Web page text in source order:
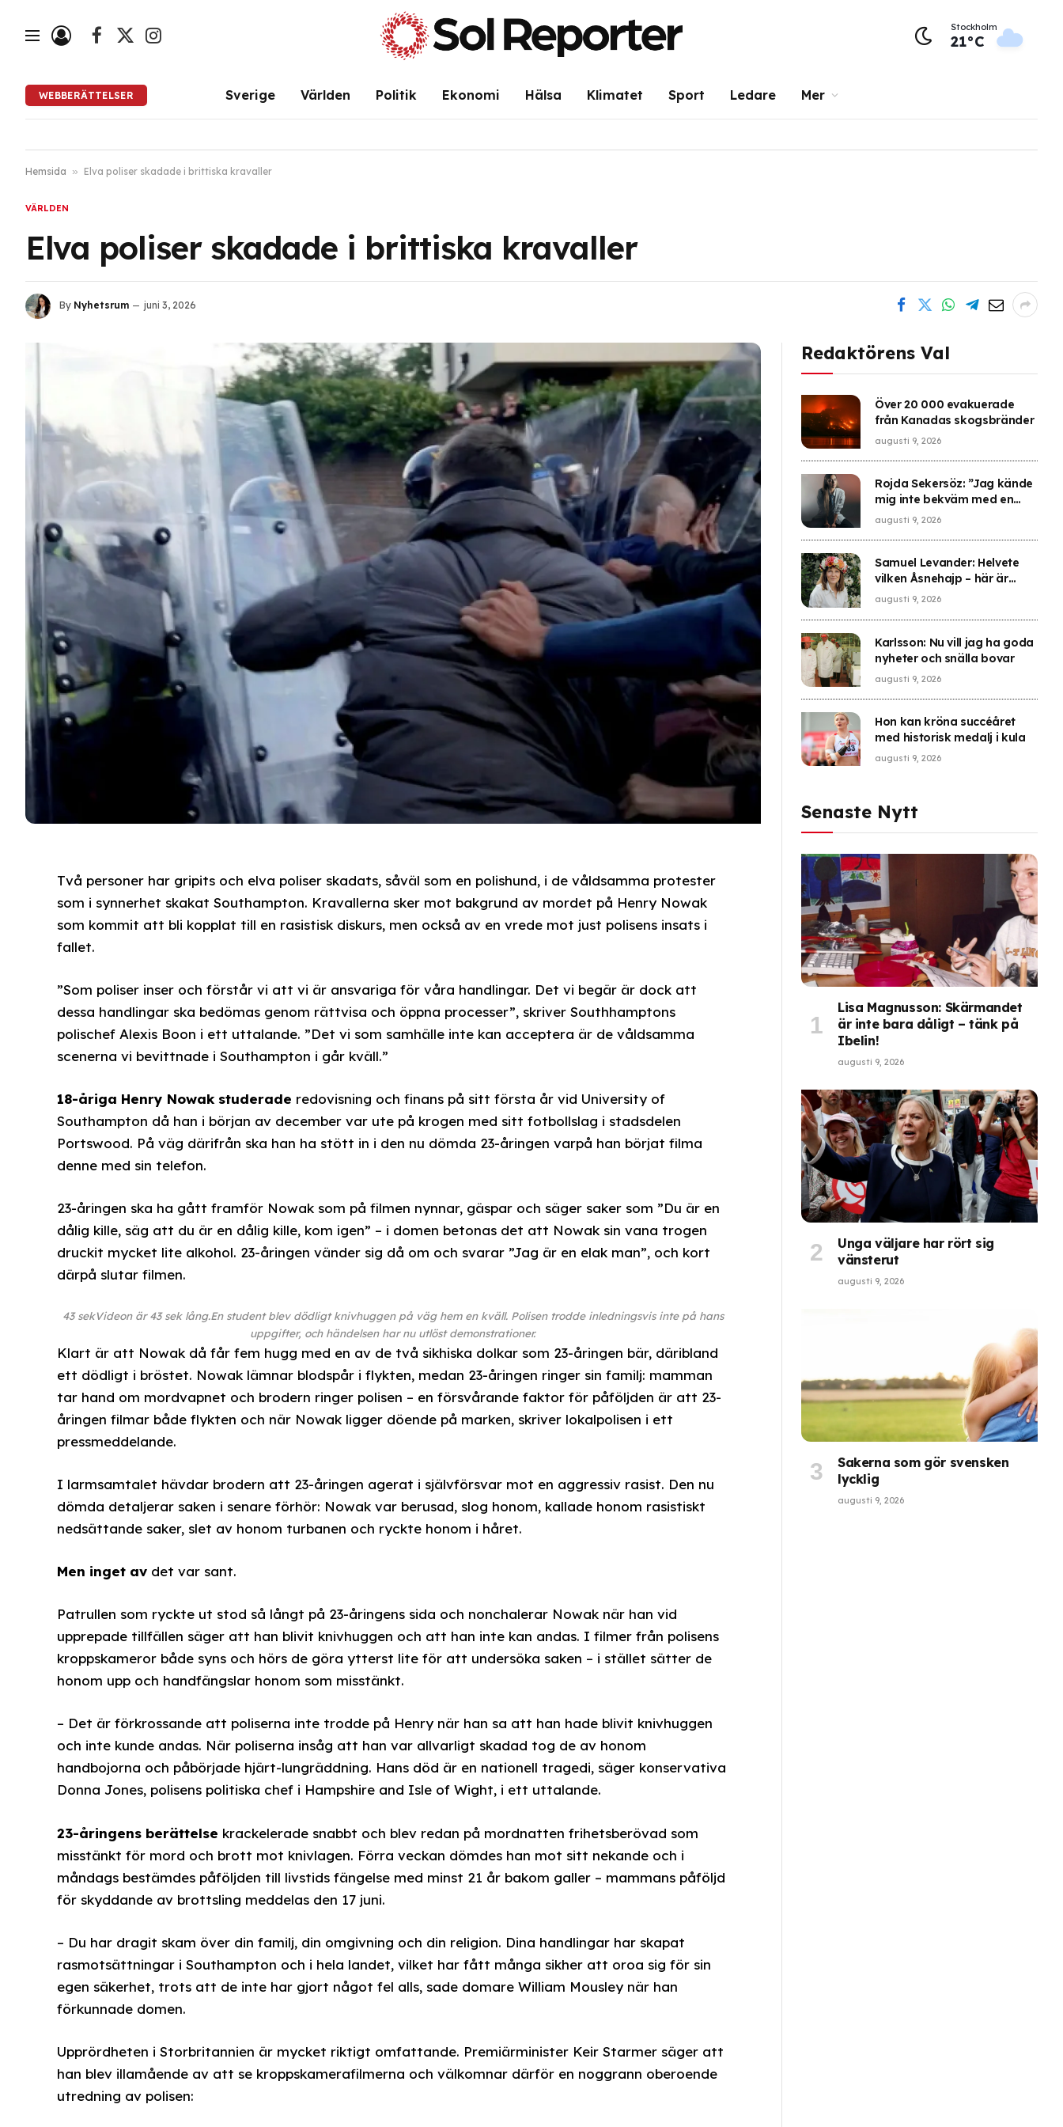
Facebook
X
Instagram
Stockholm
21°C
WEBBERÄTTELSER Sverige Världen Politik Ekonomi Hälsa Klimatet Sport Ledare Mer
Hemsida » Elva poliser skadade i brittiska kravaller
VÄRLDEN
Elva poliser skadade i brittiska kravaller
By Nyhetsrum juni 3, 2026
Två personer har gripits och elva poliser skadats, såväl som en polishund, i de våldsamma protester
som i synnerhet skakat Southampton. Kravallerna sker mot bakgrund av mordet på Henry Nowak
som kommit att bli kopplat till en rasistisk diskurs, men också av en vrede mot just polisens insats i
fallet.
”Som poliser inser och förstår vi att vi är ansvariga för våra handlingar. Det vi begär är dock att
dessa handlingar ska bedömas genom rättvisa och öppna processer”, skriver Southhamptons
polischef Alexis Boon i ett uttalande. ”Det vi som samhälle inte kan acceptera är de våldsamma
scenerna vi bevittnade i Southampton i går kväll.”
18-åriga Henry Nowak studerade redovisning och finans på sitt första år vid University of
Southampton då han i början av december var ute på krogen med sitt fotbollslag i stadsdelen
Portswood. På väg därifrån ska han ha stött in i den nu dömda 23-åringen varpå han börjat filma
denne med sin telefon.
23-åringen ska ha gått framför Nowak som på filmen nynnar, gäspar och säger saker som ”Du är en
dålig kille, säg att du är en dålig kille, kom igen” – i domen betonas det att Nowak sin vana trogen
druckit mycket lite alkohol. 23-åringen vänder sig då om och svarar ”Jag är en elak man”, och kort
därpå slutar filmen.
43 sekVideon är 43 sek lång.En student blev dödligt knivhuggen på väg hem en kväll. Polisen trodde inledningsvis inte på hans
uppgifter, och händelsen har nu utlöst demonstrationer.
Klart är att Nowak då får fem hugg med en av de två sikhiska dolkar som 23-åringen bär, däribland
ett dödligt i bröstet. Nowak lämnar blodspår i flykten, medan 23-åringen ringer sin familj: mamman
tar hand om mordvapnet och brodern ringer polisen – en försvårande faktor för påföljden är att 23-
åringen filmar både flykten och när Nowak ligger döende på marken, skriver lokalpolisen i ett
pressmeddelande.
I larmsamtalet hävdar brodern att 23-åringen agerat i självförsvar mot en aggressiv rasist. Den nu
dömda detaljerar saken i senare förhör: Nowak var berusad, slog honom, kallade honom rasistiskt
nedsättande saker, slet av honom turbanen och ryckte honom i håret.
Men inget avdet var sant.
Patrullen som ryckte ut stod så långt på 23-åringens sida och nonchalerar Nowak när han vid
upprepade tillfällen säger att han blivit knivhuggen och att han inte kan andas. I filmer från polisens
kroppskameror både syns och hörs de göra ytterst lite för att undersöka saken – i stället sätter de
honom upp och handfängslar honom som misstänkt.
– Det är förkrossande att poliserna inte trodde på Henry när han sa att han hade blivit knivhuggen
och inte kunde andas. När poliserna insåg att han var allvarligt skadad tog de av honom
handbojorna och påbörjade hjärt-lungräddning. Hans död är en nationell tragedi, säger konservativa
Donna Jones, polisens politiska chef i Hampshire and Isle of Wight, i ett uttalande.
23-åringens berättelse krackelerade snabbt och blev redan på mordnatten frihetsberövad som
misstänkt för mord och brott mot knivlagen. Förra veckan dömdes han mot sitt nekande och i
måndags bestämdes påföljden till livstids fängelse med minst 21 år bakom galler – mammans påföljd
för skyddande av brottsling meddelas den 17 juni.
– Du har dragit skam över din familj, din omgivning och din religion. Dina handlingar har skapat
rasmotsättningar i Southampton och i hela landet, vilket har fått många sikher att oroa sig för sin
egen säkerhet, trots att de inte har gjort något fel alls, sade domare William Mousley när han
förkunnade domen.
Upprördheten i Storbritannien är mycket riktigt omfattande. Premiärminister Keir Starmer säger att
han blev illamående av att se kroppskamerafilmerna och välkomnar därför en noggrann oberoende
utredning av polisen:
Redaktörens Val
Över 20 000 evakuerade
från Kanadas skogsbränder
augusti 9, 2026
Rojda Sekersöz: ”Jag kände
mig inte bekväm med en
pistol hemma”
augusti 9, 2026
Samuel Levander: Helvete
vilken Åsnehajp – här är
årets bästa Sommarprat
augusti 9, 2026
Karlsson: Nu vill jag ha goda
nyheter och snälla bovar
augusti 9, 2026
Hon kan kröna succéåret
med historisk medalj i kula
augusti 9, 2026
Senaste Nytt
Lisa Magnusson: Skärmandet
är inte bara dåligt – tänk på
Ibelin!
augusti 9, 2026
Unga väljare har rört sig
vänsterut
augusti 9, 2026
Sakerna som gör svensken
lycklig
augusti 9, 2026